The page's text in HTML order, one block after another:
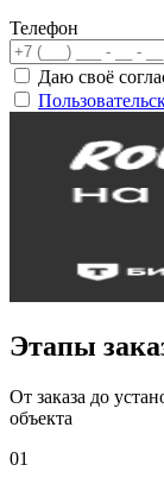
Телефон
Даю своё
Этапы
От заказа до
объекта
01